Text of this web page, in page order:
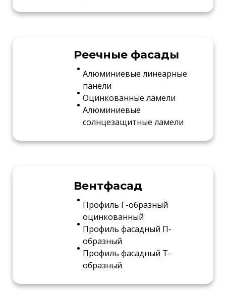
Реечные фасады
Алюминиевые линеарные
панели
Оцинкованные ламели
Алюминиевые
солнцезащитные ламели
Вентфасад
Профиль Г-образный
оцинкованный
Профиль фасадный П-
образный
Профиль фасадный Т-
образный